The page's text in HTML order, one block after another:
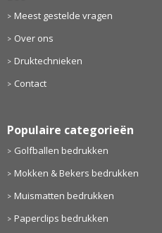
Meest gestelde vragen
Over ons
Druktechnieken
Contact
Populaire categorieën
Golfballen bedrukken
Mokken & Bekers bedrukken
Muismatten bedrukken
Paperclips bedrukken